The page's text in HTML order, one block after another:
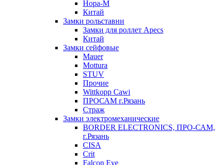
Нора-М
Китай
Замки рольставни
Замки для роллет Apecs
Китай
Замки сейфовые
Mauer
Mottura
STUV
Прочие
Wittkopp Cawi
ПРОСАМ г.Рязань
Страж
Замки электромеханические
BORDER ELECTRONICS, ПРО-САМ,
г.Рязань
CISA
Crit
Falcon Eye